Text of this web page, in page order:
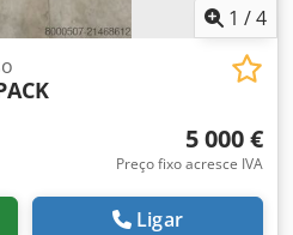
1 /4
5 000 €
Preço fixo acresce IVA
Ligar